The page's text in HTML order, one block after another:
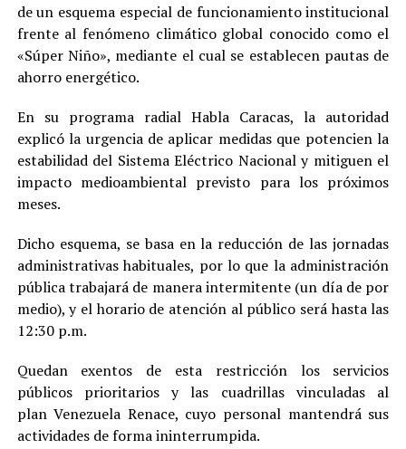
de un esquema especial de funcionamiento institucional
frente al fenómeno climático global conocido como el
«Súper Niño», mediante el cual se establecen pautas de
ahorro energético.
En su programa radial Habla Caracas, la autoridad
explicó la urgencia de aplicar medidas que potencien la
estabilidad del Sistema Eléctrico Nacional y mitiguen el
impacto medioambiental previsto para los próximos
meses.
Dicho esquema, se basa en la reducción de las jornadas
administrativas habituales, por lo que la administración
pública trabajará de manera intermitente (un día de por
medio), y el horario de atención al público será hasta las
12:30 p.m.
Quedan exentos de esta restricción los servicios
públicos prioritarios y las cuadrillas vinculadas al
plan Venezuela Renace, cuyo personal mantendrá sus
actividades de forma ininterrumpida.